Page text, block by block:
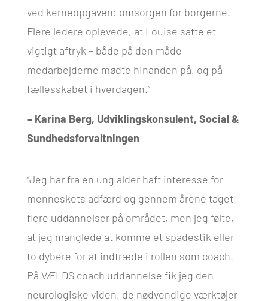
ved kerneopgaven: omsorgen for borgerne.
Flere ledere oplevede, at Louise satte et
vigtigt aftryk – både på den måde
medarbejderne mødte hinanden på, og på
fællesskabet i hverdagen.”
– Karina Berg, Udviklingskonsulent, Social &
Sundhedsforvaltningen
“Jeg har fra en ung alder haft interesse for
menneskets adfærd og gennem årene taget
flere uddannelser på området, men jeg følte,
at jeg manglede at komme et spadestik eller
to dybere for at indtræde i rollen som coach.
På VÆLDS coach uddannelse fik jeg den
neurologiske viden, de nødvendige værktøjer